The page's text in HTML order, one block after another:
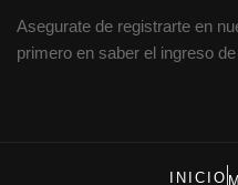
Asegurate de registrarte en
primero en saber el ingreso
INICIO